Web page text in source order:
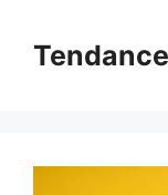
contenu